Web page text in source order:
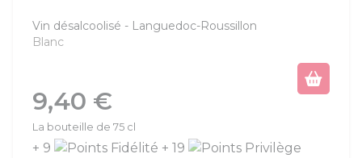
Vin désalcoolisé
Languedoc-Roussillon
Blanc
Prix
9,40 €
La bouteille de 75 cl
+ 9 + 19